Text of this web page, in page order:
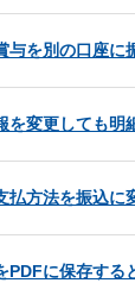
与を別の口座に
を変更しても明
払方法を振込に
PDFに保存する